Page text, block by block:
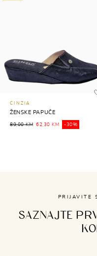
CINZIA
ŽENSKE PAPUČE
89,00 KM 62,30 KM -30%
PRIJAVITE
SAZNAJTE